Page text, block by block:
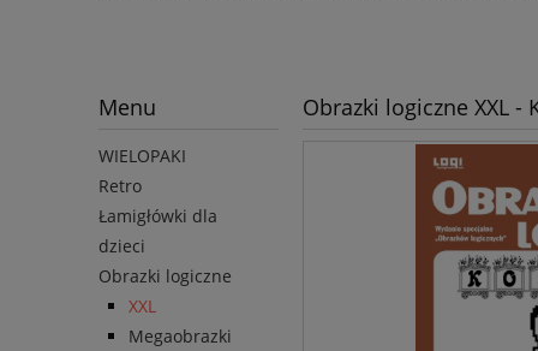
Menu
WIELOPAKI
Retro
Łamigłówki dla
dzieci
Obrazki logiczne
XXL
Megaobrazki
Obrazki logiczne XXL -